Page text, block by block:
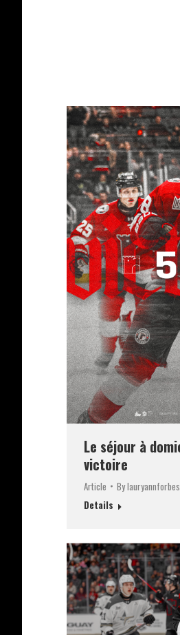
Le séjour à
victoire
Article Bylauryannforbes
Details